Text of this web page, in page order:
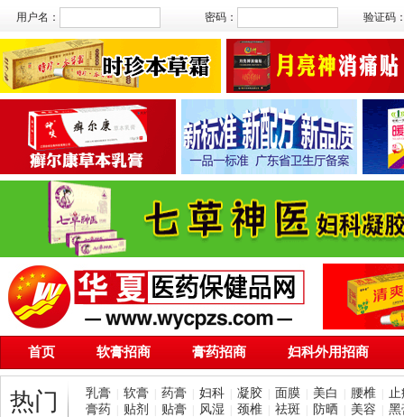
用户名： 密码： 验证码
首页 软膏招商 膏药招商 妇科外用招商
热门 乳膏 软膏 药膏 妇科 凝胶 面膜 美白 腰椎
止
膏药
贴剂 贴膏 风湿 颈椎 祛斑 防晒 美容
黑